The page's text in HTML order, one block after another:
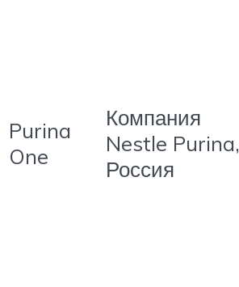
Purina
One
Компания
Nestle Purina,
Россия